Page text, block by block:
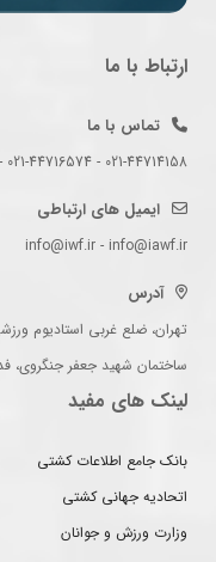
ارتباط با ما
تماس با ما
021-44714158 - 021-44716574 - 021-44714489
ایمیل های ارتباطی
info@iwf.ir - info@iawf.ir
آدرس
تهران، ضلع غربی استادیوم
ساختمان شهید جعفر جنگروی،
لینک های مفید
بانک جامع اطلاعات کشتی
اتحادیه جهانی کشتی
وزارت ورزش و جوانان